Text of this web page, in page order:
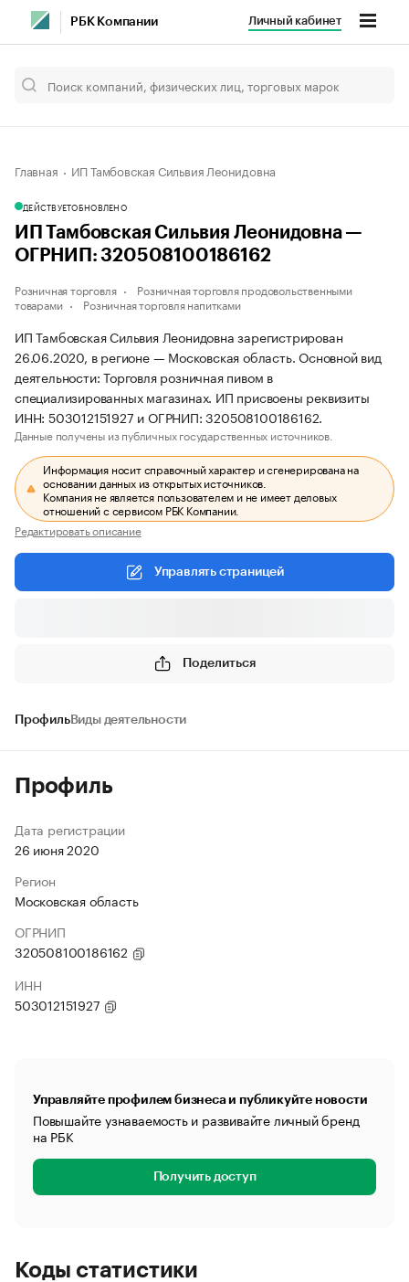
РБК Компании Личный кабинет
Главная ИП Тамбовская Сильвия Леонидовна
ДЕЙСТВУЕТОБНОВЛЕНО
ИП Тамбовская Сильвия Леонидовна —
ОГРНИП: 320508100186162
Розничная торговля
Розничная торговля продовольственными
товарами
Розничная торговля напитками
ИП Тамбовская Сильвия Леонидовна зарегистрирован
26.06.2020, в регионе — Московская область. Основной вид
деятельности: Торговля розничная пивом в
специализированных магазинах. ИП присвоены реквизиты
ИНН: 503012151927 и ОГРНИП: 320508100186162.
Данные получены из публичных государственных источников.
Информация носит справочный характер и сгенерирована на
основании данных из открытых источников.
Компания не является пользователем и не имеет деловых
отношений с сервисом РБК Компании.
Редактировать описание
Управлять страницей
Поделиться
ПрофильВиды деятельности
Профиль
Дата регистрации
26 июня 2020
Регион
Московская область
ОГРНИП
320508100186162
ИНН
503012151927
Управляйте профилем бизнеса и публикуйте новости
Повышайте узнаваемость и развивайте личный бренд
на РБК
Получить доступ
Коды статистики